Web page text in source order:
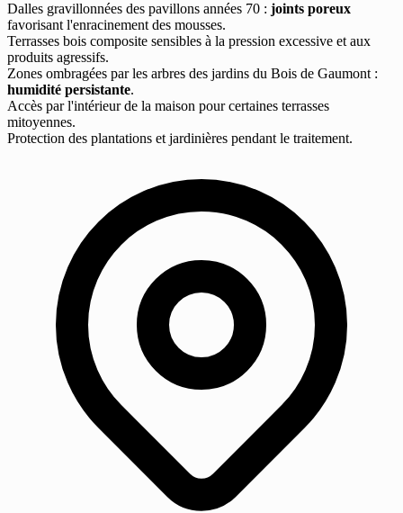
Dalles gravillonnées des pavillons années 70 : joints poreux
favorisant l'enracinement des mousses.
Terrasses bois composite sensibles à la pression excessive et aux
produits agressifs.
Zones ombragées par les arbres des jardins du Bois de Gaumont :
humidité persistante.
Accès par l'intérieur de la maison pour certaines terrasses
mitoyennes.
Protection des plantations et jardinières pendant le traitement.